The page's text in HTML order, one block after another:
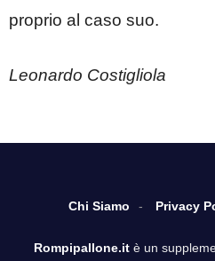
proprio al caso suo.
Leonardo Costigliola
Chi Siamo Privacy
Rompipallone.it è un